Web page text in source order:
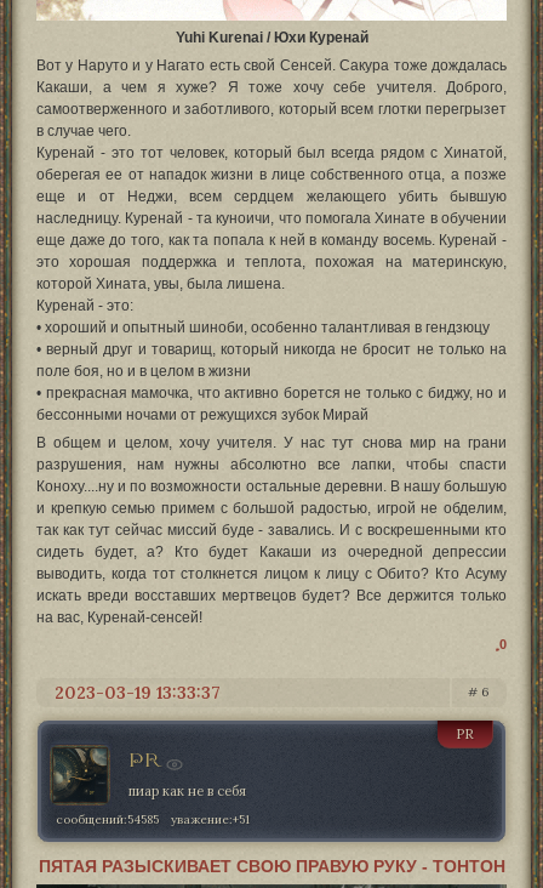
Yuhi Kurenai / Юхи Куренай
Вот у Наруто и у Нагато есть свой Сенсей. Сакура тоже дождалась
Какаши, а чем я хуже? Я тоже хочу себе учителя. Доброго,
самоотверженного и заботливого, который всем глотки перегрызет
в случае чего.
Куренай - это тот человек, который был всегда рядом с Хинатой,
оберегая ее от нападок жизни в лице собственного отца, а позже
еще и от Неджи, всем сердцем желающего убить бывшую
наследницу. Куренай - та куноичи, что помогала Хинате в обучении
еще даже до того, как та попала к ней в команду восемь. Куренай -
это хорошая поддержка и теплота, похожая на материнскую,
которой Хината, увы, была лишена.
Куренай - это:
• хороший и опытный шиноби, особенно талантливая в гендзюцу
• верный друг и товарищ, который никогда не бросит не только на
поле боя, но и в целом в жизни
• прекрасная мамочка, что активно борется не только с биджу, но и
бессонными ночами от режущихся зубок Мирай
В общем и целом, хочу учителя. У нас тут снова мир на грани
разрушения, нам нужны абсолютно все лапки, чтобы спасти
Коноху....ну и по возможности остальные деревни. В нашу большую
и крепкую семью примем с большой радостью, игрой не обделим,
так как тут сейчас миссий буде - завались. И с воскрешенными кто
сидеть будет, а? Кто будет Какаши из очередной депрессии
выводить, когда тот столкнется лицом к лицу с Обито? Кто Асуму
искать вреди восставших мертвецов будет? Все держится только
на вас, Куренай-сенсей!
0
6
2023-03-19 13:33:37
PR
PR
пиар как не в себя
сообщений:54585 уважение:+51
ПЯТАЯ РАЗЫСКИВАЕТ СВОЮ ПРАВУЮ РУКУ - ТОНТОН